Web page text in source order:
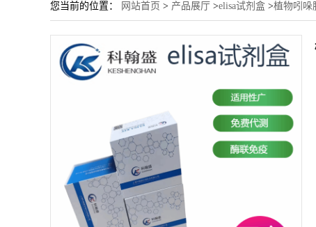
您当前的位置： 网站首页 > 产品展厅 >elisa试剂盒 >植物吲哚